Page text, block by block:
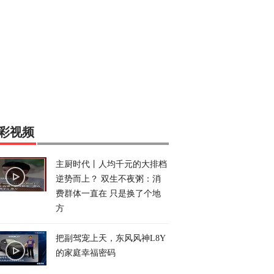
视频
主厨时代丨人均千元的大排档
逆势而上？ 双生不夜粥：消
费群体一直在 只是换了个地
方
把副驾宠上天，东风风神L8Y
的家庭幸福密码